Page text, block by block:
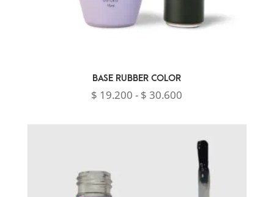
BASE RUBBER COLOR
$ 19.200 - $ 30.600
desde
$ 19.200
hasta
$ 30.600